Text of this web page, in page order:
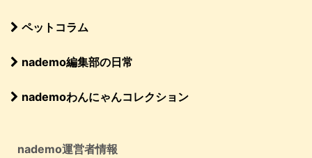
ペットコラム
nademo編集部の日常
nademoわんにゃんコレクション
nademo運営者情報